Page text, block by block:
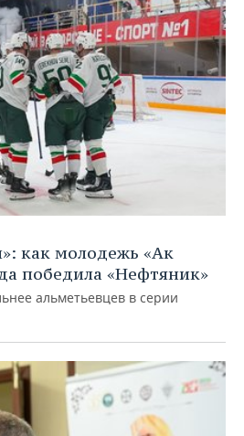
как молодежь «Ак
победила «Нефтяник»
альметьевцев в серии